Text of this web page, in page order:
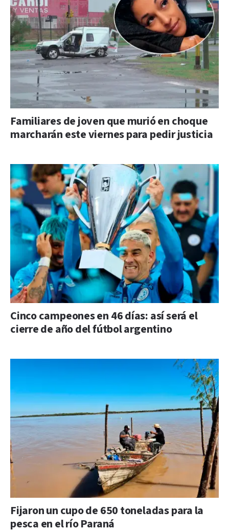
Familiares de joven que murió en choque
marcharán este viernes para pedir justicia
Cinco campeones en 46 días: así será el
cierre de año del fútbol argentino
Fijaron un cupo de 650 toneladas para la
pesca en el río Paraná